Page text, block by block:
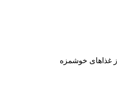
خوشمزه